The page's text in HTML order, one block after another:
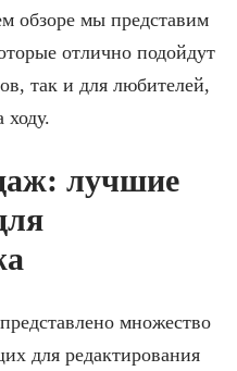
обзоре мы представим
отлично подойдут
так и для любителей,
ходу.
лучшие
множество
для редактирования